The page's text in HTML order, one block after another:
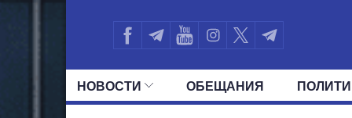
НОВОСТИ ОБЕЩАНИЯ